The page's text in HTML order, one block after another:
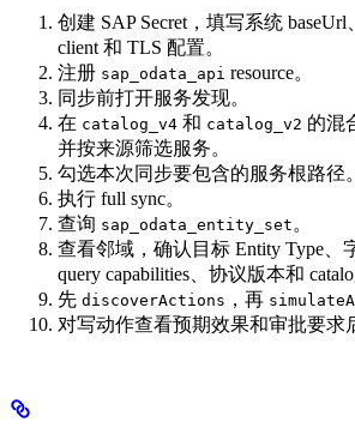
创建 SAP Secret，填写系统
client 和 TLS 配置。
注册 sap_odata_api resource。
同步前打开服务发现。
在 catalog_v4 和 catalog_v2 的混
并按来源筛选服务。
勾选本次同步要包含的服务根路径。
执行 full sync。
查询 sap_odata_entity_set 。
查看邻域，确认目标 Entity Type、
query capabilities、协议版本和
先 discoverActions ，再
对写动作查看预期效果和审批要求